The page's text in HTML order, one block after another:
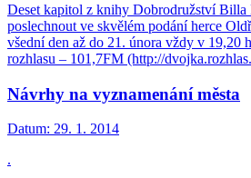
Deset kapitol z knihy Dobrodružství Billa
poslechnout ve skvělém podání herce
všední den až do 21. února vždy v 19,20
rozhlasu – 101,7FM (http://
Návrhy na vyznamenání města
Datum: 29. 1. 2014
.